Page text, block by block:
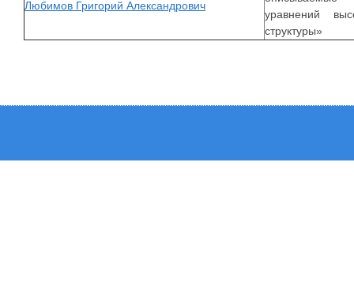
Любимов Григорий Александрович
уравнений
структуры»